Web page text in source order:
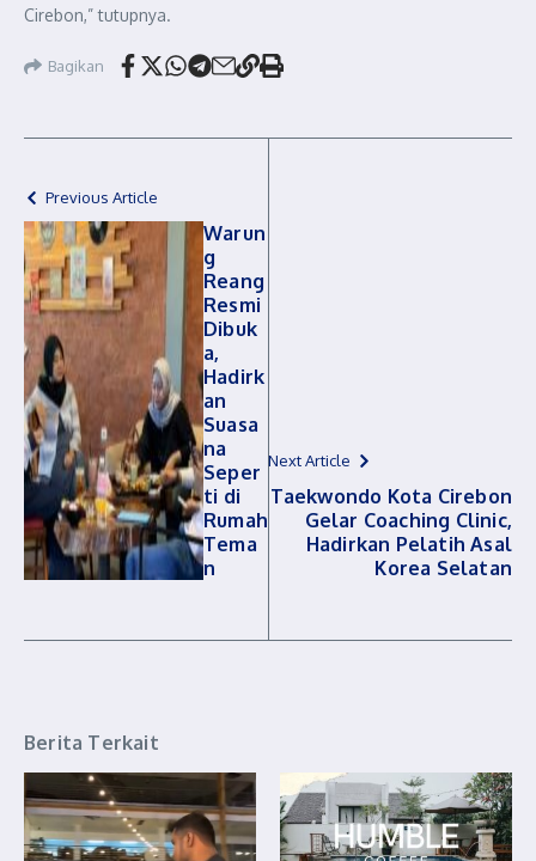
Cirebon,” tutupnya.
Bagikan
Previous Article
Warun
g
Reang
Resmi
Dibuk
a,
Hadirk
an
Suasa
na
Seper
ti di
Rumah
Tema
n
Next Article
Taekwondo Kota Cirebon
Gelar Coaching Clinic,
Hadirkan Pelatih Asal
Korea Selatan
Berita Terkait